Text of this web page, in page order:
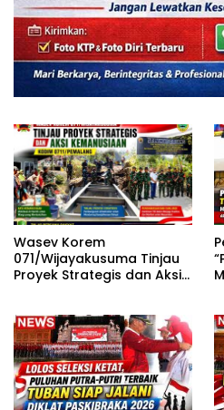
Wasev Korem
071/Wijayakusuma Tinjau
Proyek Strategis dan Aksi